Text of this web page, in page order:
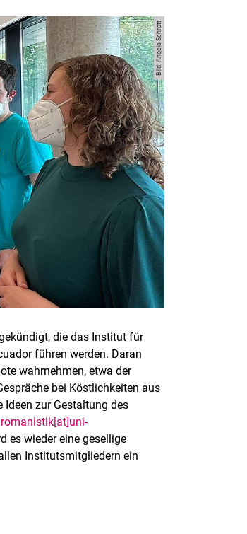
Bild: Angela Schrott
die das Institut für
führen werden. Daran
wahrnehmen, etwa der
bei Köstlichkeiten aus
zur Gestaltung des
romanistik[at]uni-
es wieder eine gesellige
Institutsmitgliedern ein